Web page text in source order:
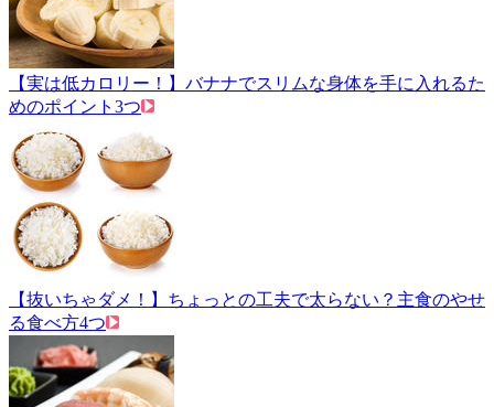
【実は低カロリー！】バナナでスリムな身体を手に入れるた
めのポイント3つ
【抜いちゃダメ！】ちょっとの工夫で太らない？主食のやせ
る食べ方4つ